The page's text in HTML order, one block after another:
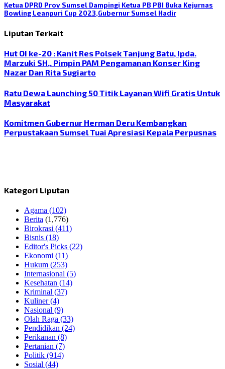
Ketua DPRD Prov Sumsel Dampingi Ketua PB PBI Buka Kejurnas
Bowling Leanpuri Cup 2023,Gubernur Sumsel Hadir
Liputan Terkait
Hut OI ke-20 : Kanit Res Polsek Tanjung Batu, Ipda.
Marzuki SH,. Pimpin PAM Pengamanan Konser King
Nazar Dan Rita Sugiarto
Ratu Dewa Launching 50 Titik Layanan Wifi Gratis Untuk
Masyarakat
Komitmen Gubernur Herman Deru Kembangkan
Perpustakaan Sumsel Tuai Apresiasi Kepala Perpusnas
Kategori Liputan
Agama (102)
Berita (1,776)
Birokrasi (411)
Bisnis (18)
Editor's Picks (22)
Ekonomi (11)
Hukum (253)
Internasional (5)
Kesehatan (14)
Kriminal (37)
Kuliner(4)
Nasional (9)
Olah Raga (33)
Pendidikan (24)
Perikanan (8)
Pertanian (7)
Politik (914)
Sosial (44)